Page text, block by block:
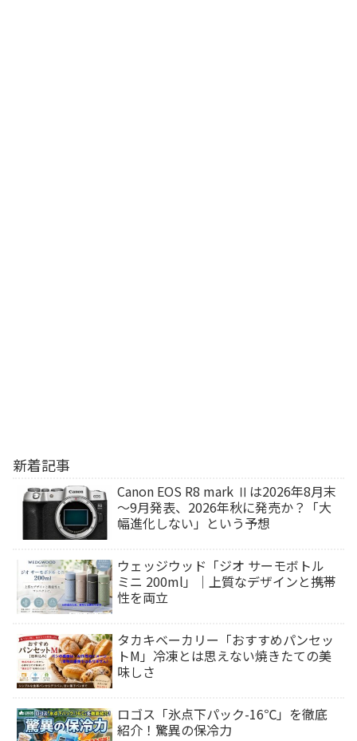
新着記事
Canon EOS R8 mark Ⅱは2026年8月末
～9月発表、2026年秋に発売か？「大
幅進化しない」という予想
ウェッジウッド「ジオ サーモボトル
ミニ 200ml」｜上質なデザインと携帯
性を両立
タカキベーカリー「おすすめパンセッ
トM」冷凍とは思えない焼きたての美
味しさ
ロゴス「氷点下パック-16℃」を徹底
紹介！驚異の保冷力